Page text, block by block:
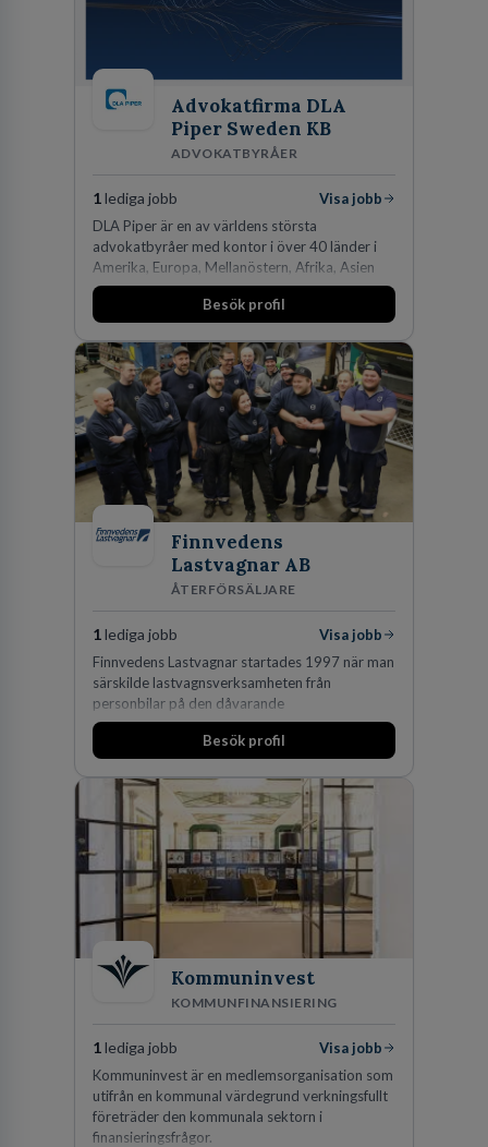
Advokatfirma DLA
Piper Sweden KB
ADVOKATBYRÅER
1lediga jobb
Visa jobb
DLA Piper är en av världens största
advokatbyråer med kontor i över 40 länder i
Amerika, Europa, Mellanöstern, Afrika, Asien
och Oceanien. Vi är specialister inom
affärsjuridikens alla områden och vi har några
fler än 450 jurister på fem kontor i Stockholm,
Köpenhamn, Århus, Oslo och Helsingfors kan vi
på DLA Piper erbjuda våra klienter en unik,
effektiv och gränsöverskridande nordisk
expertis. På vårt kontor i centrala Stockholm är
vi idag drygt 240 medarbetare.
Besök profil
Finnvedens
Lastvagnar AB
ÅTERFÖRSÄLJARE
1lediga jobb
Visa jobb
Finnvedens Lastvagnar startades 1997 när man
särskilde lastvagnsverksamheten från
personbilar på den dåvarande
huvudanläggningen i Värnamo. Sedan dess har
man expanderat kraftigt genom ett antal
den största privata återförsäljaren av Volvo
Lastvagnar och finns representerade på 20
orter i södra Sverige.
Besök profil
Kommuninvest
KOMMUNFINANSIERING
1lediga jobb
Visa jobb
Kommuninvest är en medlemsorganisation som
utifrån en kommunal värdegrund verkningsfullt
företräder den kommunala sektorn i
finansieringsfrågor.